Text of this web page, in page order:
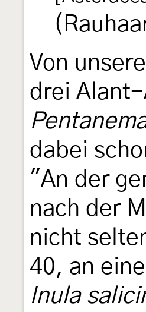
Von
drei
dabei
"An der
nach der
nicht
40, an
Inula